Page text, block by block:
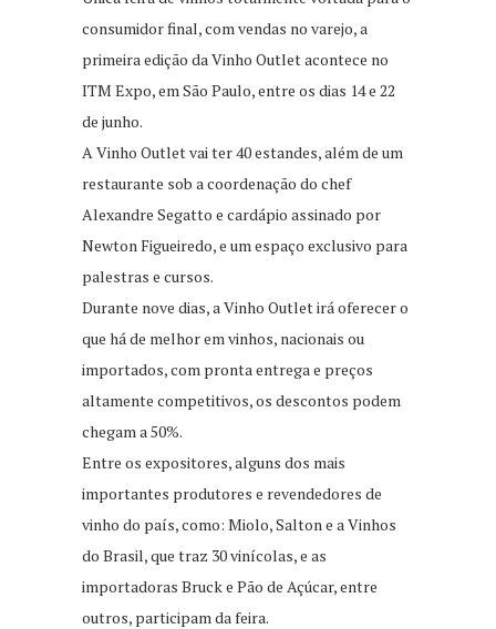
consumidor final, com vendas no varejo, a
primeira edição da Vinho Outlet acontece no
ITM Expo, em São Paulo, entre os dias 14 e 22
de junho.
A Vinho Outlet vai ter 40 estandes, além de um
restaurante sob a coordenação do chef
Alexandre Segatto e cardápio assinado por
Newton Figueiredo, e um espaço exclusivo para
palestras e cursos.
Durante nove dias, a Vinho Outlet irá oferecer o
que há de melhor em vinhos, nacionais ou
importados, com pronta entrega e preços
altamente competitivos, os descontos podem
chegam a 50%.
Entre os expositores, alguns dos mais
importantes produtores e revendedores de
vinho do país, como: Miolo, Salton e a Vinhos
do Brasil, que traz 30 vinícolas, e as
importadoras Bruck e Pão de Açúcar, entre
outros, participam da feira.